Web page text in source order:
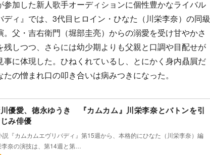
参加した新人歌手オーディションに個性豊かなライバル
ィ』では、3代目ヒロイン・ひなた（川栄李奈）の同級
父・吉右衛門（堀部圭亮）からの溺愛を受け甘やかさ
しつつ、さらには幼少期よりも父親と口調や目配せが
に体現した。ひねくれているし、とにかく身内贔屓だ
の憎まれ口の叩き合いは病みつきになった。
優愛、徳永ゆうき 『カムカム』川栄李奈とバトンを引
み俳優
説『カムカムエヴリバディ』第15週から、本格的にひなた（川栄李奈）編
奈の演技は、第14週と第…